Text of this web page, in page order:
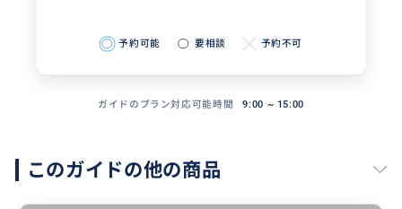
予約可能 要相談 予約不可
ガイドのプラン対応可能時間 9:00 ~ 15:00
このガイドの他の商品